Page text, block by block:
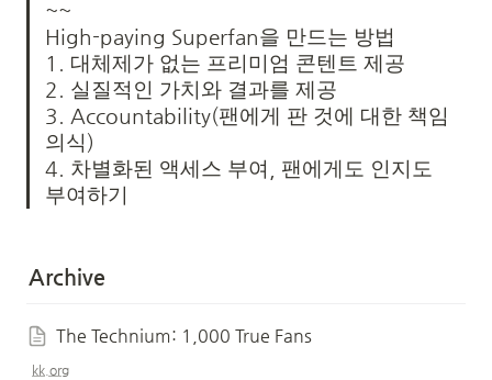
~~
High-paying Superfan을 만드는 방법
1. 대체제가 없는 프리미엄 콘텐트 제공
2. 실질적인 가치와 결과를 제공
3. Accountability(팬에게 판 것에 대한 책임
의식)
4. 차별화된 액세스 부여, 팬에게도 인지도
부여하기
Archive
The Technium: 1,000 True Fans
kk.org